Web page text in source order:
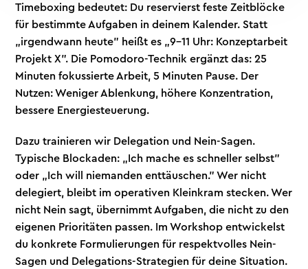
Timeboxing bedeutet: Du reservierst feste Zeitblöcke
für bestimmte Aufgaben in deinem Kalender. Statt
„irgendwann heute" heißt es „9-11 Uhr: Konzeptarbeit
Projekt X". Die Pomodoro-Technik ergänzt das: 25
Minuten fokussierte Arbeit, 5 Minuten Pause. Der
Nutzen: Weniger Ablenkung, höhere Konzentration,
bessere Energiesteuerung.
Dazu trainieren wir Delegation und Nein-Sagen.
Typische Blockaden: „Ich mache es schneller selbst"
oder „Ich will niemanden enttäuschen." Wer nicht
delegiert, bleibt im operativen Kleinkram stecken. Wer
nicht Nein sagt, übernimmt Aufgaben, die nicht zu den
eigenen Prioritäten passen. Im Workshop entwickelst
du konkrete Formulierungen für respektvolles Nein-
Sagen und Delegations-Strategien für deine Situation.